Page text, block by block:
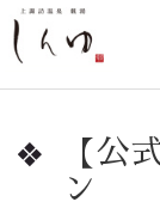
【公
ン